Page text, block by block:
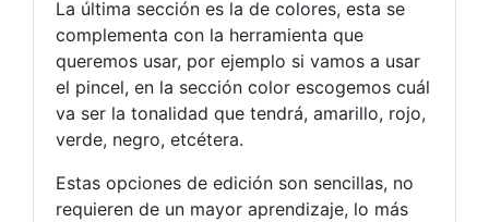
La última sección es la de colores, esta se
complementa con la herramienta que
queremos usar, por ejemplo si vamos a usar
el pincel, en la sección color escogemos cuál
va ser la tonalidad que tendrá, amarillo, rojo,
verde, negro, etcétera.
Estas opciones de edición son sencillas, no
requieren de un mayor aprendizaje, lo más